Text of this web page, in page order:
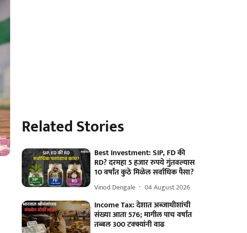
Related Stories
Best Investment: SIP, FD की
RD? दरमहा 5 हजार रुपये गुंतवल्यास
10 वर्षांत कुठे मिळेल सर्वाधिक पैसा?
Vinod Dengale 04 August 2026
Income Tax: देशात अब्जाधीशांची
संख्या आता 576; मागील पाच वर्षांत
तब्बल 300 टक्क्यांनी वाढ